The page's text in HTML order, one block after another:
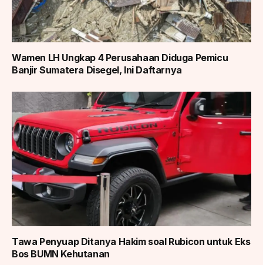
Wamen LH Ungkap 4 Perusahaan Diduga Pemicu
Banjir Sumatera Disegel, Ini Daftarnya
Tawa Penyuap Ditanya Hakim soal Rubicon untuk Eks
Bos BUMN Kehutanan